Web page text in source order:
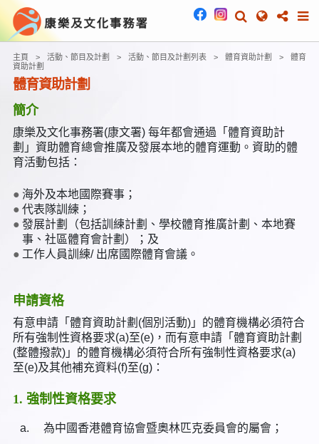
主頁 活動、節目及計劃 活動、節目及計劃列表 體育資助計劃
體育
資助計劃
體育資助計劃
簡介
康樂及文化事務署(康文署) 每年都會通過「體育資助計
劃」資助體育總會推廣及發展本地的體育運動。資助的體
育活動包括：
海外及本地國際賽事；
代表隊訓練；
發展計劃（包括訓練計劃、學校體育推廣計劃、本地賽
事、社區體育會計劃）；及
工作人員訓練/ 出席國際體育會議。
申請資格
有意申請「體育資助計劃(個別活動)」的體育機構必須符合
所有強制性資格要求(a)至(e)，而有意申請「體育資助計劃
(整體撥款)」的體育機構必須符合所有強制性資格要求(a)
至(e)及其他補充資料(f)至(g)：
1. 強制性資格要求
a. 為中國香港體育協會暨奧林匹克委員會的屬會；